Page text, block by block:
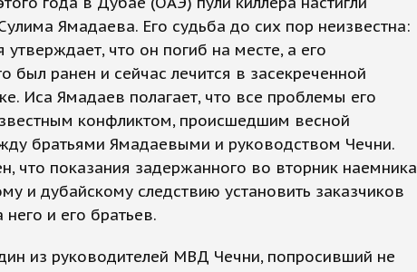
Ямадаева. Его судьба до сих пор неизвестна:
утверждает, что он погиб на месте, а его
был ранен и сейчас лечится в засекреченной
Иса Ямадаев полагает, что все проблемы его
конфликтом, происшедшим весной
братьями Ямадаевыми и руководством Чечни.
что показания задержанного во вторник наемника
и дубайскому следствию установить заказчиков
и его братьев.
из руководителей МВД Чечни, попросивший не